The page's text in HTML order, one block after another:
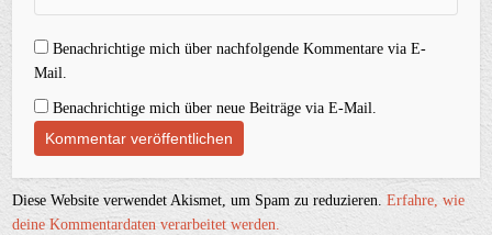
Benachrichtige mich über nachfolgende Kommentare via E-
Mail.
Benachrichtige mich über neue Beiträge via E-Mail.
Diese Website verwendet Akismet, um Spam zu reduzieren.Erfahre, wie
deine Kommentardaten verarbeitet werden.